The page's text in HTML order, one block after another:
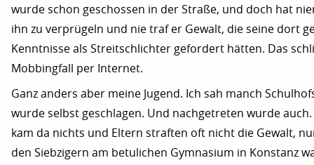
wurde schon geschossen in der Straße, und doch hat
ihn zu verprügeln und nie traf er Gewalt, die seine dort
Kenntnisse als Streitschlichter gefordert hätten. Das
Mobbingfall per Internet.
Ganz anders aber meine Jugend. Ich sah manch
wurde selbst geschlagen. Und nachgetreten wurde
kam da nichts und Eltern straften oft nicht die Gewalt,
den Siebzigern am betulichen Gymnasium in Konstanz